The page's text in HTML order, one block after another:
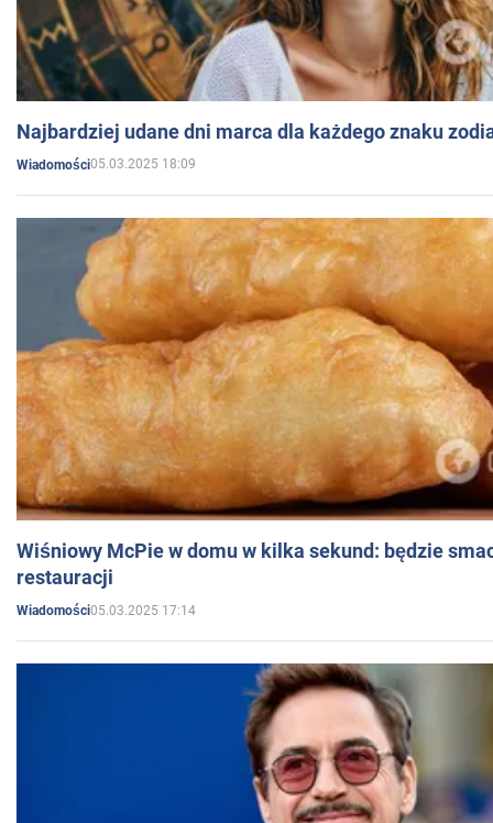
Najbardziej udane dni marca dla każdego znaku
Wiadomości05.03.2025 18:09
Wiśniowy McPie w domu w kilka sekund: będzie
restauracji
Wiadomości05.03.2025 17:14